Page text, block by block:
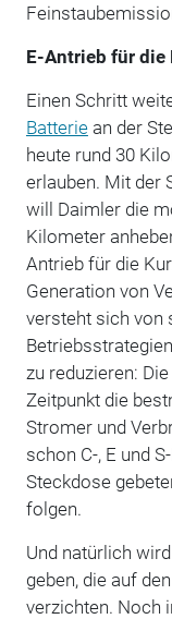
E-Antrieb für die
Einen Schritt
Batteriean der
heute rund 30
erlauben. Mit der
will Daimler die
Kilometer
Antrieb für die
Generation von
versteht sich von
zu reduzieren: Die
Zeitpunkt die
Stromer und
schon C-, E und
Steckdose
folgen.
Und natürlich
geben, die auf
verzichten. Noch